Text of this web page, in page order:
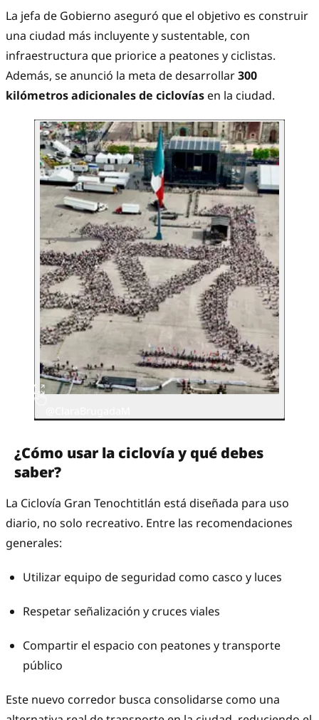
La jefa de Gobierno aseguró que el objetivo es construir
una ciudad más incluyente y sustentable, con
infraestructura que priorice a peatones y ciclistas.
Además, se anunció la meta de desarrollar300
kilómetros adicionales de ciclovías en la ciudad.
¿Cómo usar la ciclovía y qué debes
saber?
La Ciclovía Gran Tenochtitlán está diseñada para uso
diario, no solo recreativo. Entre las recomendaciones
generales:
Utilizar equipo de seguridad como casco y luces
Respetar señalización y cruces viales
Compartir el espacio con peatones y transporte
público
Este nuevo corredor busca consolidarse como una